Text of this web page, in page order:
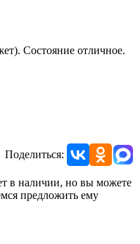
Состояние отличное.
Поделиться:
в наличии, но вы можете
предложить ему